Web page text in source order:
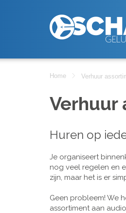
Home Verhuur
Verhuur
Huren op
Je organiseert
nog veel regelen en
zijn, maar het is er
Geen probleem! We
assortiment aan